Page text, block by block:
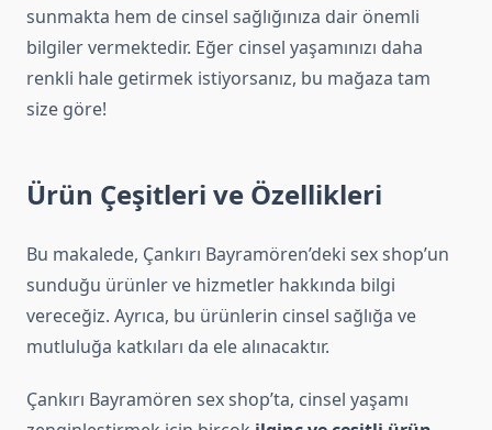
sunmakta hem de cinsel sağlığınıza dair önemli
bilgiler vermektedir. Eğer cinsel yaşamınızı daha
renkli hale getirmek istiyorsanız, bu mağaza tam
size göre!
Ürün Çeşitleri ve Özellikleri
Bu makalede, Çankırı Bayramören’deki sex shop’un
sunduğu ürünler ve hizmetler hakkında bilgi
vereceğiz. Ayrıca, bu ürünlerin cinsel sağlığa ve
mutluluğa katkıları da ele alınacaktır.
Çankırı Bayramören sex shop’ta, cinsel yaşamı